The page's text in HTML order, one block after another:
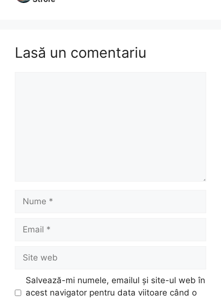
Lasă un comentariu
Nume
Email
Site
web
Salvează-mi numele, emailul și site-ul web în
acest navigator pentru data viitoare când o